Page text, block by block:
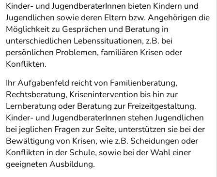
Kinder- und JugendberaterInnen bieten Kindern und
Jugendlichen sowie deren Eltern bzw. Angehörigen die
Möglichkeit zu Gesprächen und Beratung in
unterschiedlichen Lebenssituationen, z.B. bei
persönlichen Problemen, familiären Krisen oder
Konflikten.
Ihr Aufgabenfeld reicht von Familienberatung,
Rechtsberatung, Krisenintervention bis hin zur
Lernberatung oder Beratung zur Freizeitgestaltung.
Kinder- und JugendberaterInnen stehen Jugendlichen
bei jeglichen Fragen zur Seite, unterstützen sie bei der
Bewältigung von Krisen, wie z.B. Scheidungen oder
Konflikten in der Schule, sowie bei der Wahl einer
geeigneten Ausbildung.